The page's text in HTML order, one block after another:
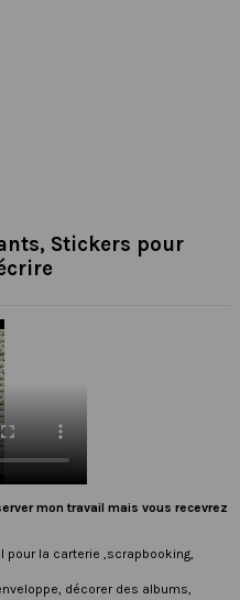
Stickers pour
mon travail mais vous recevrez
la carterie ,scrapbooking,
décorer des albums,